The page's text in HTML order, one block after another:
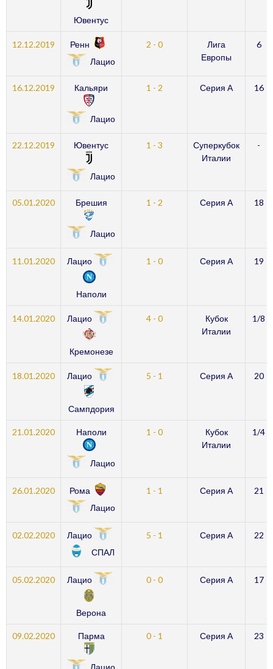
Ювентус
12.12.2019
Ренн
Лацио
2 - 0
Лига
Европы
6
16.12.2019 Кальяри
Лацио
1 - 2 Серия А 16
22.12.2019 Ювентус
Лацио
1 - 3
Суперкубок
Италии
-
05.01.2020 Брешия
Лацио
1 - 2 Серия А 18
11.01.2020 Лацио
Наполи
1 - 0 Серия А 19
14.01.2020 Лацио
Кремонезе
4 - 0
Кубок
Италии
1/8
18.01.2020 Лацио
Сампдория
5 - 1 Серия А 20
21.01.2020 Наполи
Лацио
1 - 0
Кубок
Италии
1/4
26.01.2020
Рома
Лацио
1 - 1 Серия А 21
02.02.2020
Лацио
СПАЛ
5 - 1 Серия А 22
05.02.2020 Лацио
Верона
0 - 0 Серия А 17
09.02.2020 Парма
Лацио
0 - 1 Серия А 23